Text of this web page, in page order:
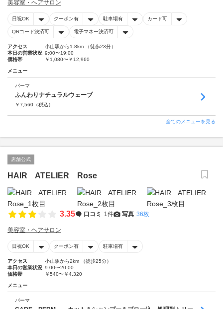
美容室・ヘアサロン
日祝OK クーポン有 駐車場有 カード可
QRコード決済可 電子マネー決済可
アクセス
小山駅から1.8km （徒歩23分）
本日の営業状況 9:00〜19:00
価格帯
￥1,080〜￥12,960
メニュー
パーマ
ふんわりナチュラルウェーブ
￥7,560 （税込）
全てのメニューを見る
店舗公式
HAIR ATELIER Rose
3.35 口コミ 1件 写真 36枚
美容室・ヘアサロン
日祝OK クーポン有 駐車場有
アクセス
小山駅から2km （徒歩25分）
本日の営業状況 9:00〜20:00
価格帯
￥540〜￥4,320
メニュー
パーマ